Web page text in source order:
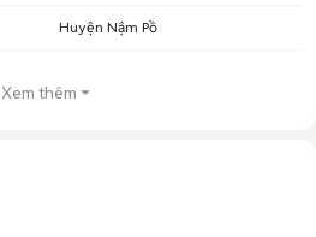
Huyện Nậm Pồ
Xem thêm